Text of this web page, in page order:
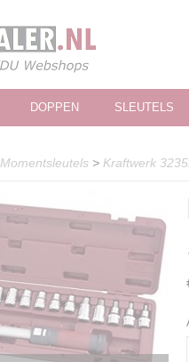
DOPPEN SLEUTELS
Momentsleutels > Kraftwerk